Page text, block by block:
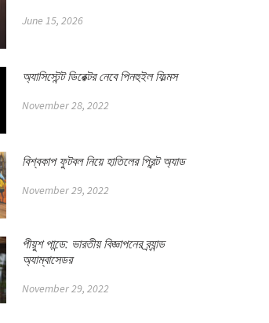
June 15, 2026
অ্যাসিস্টেন্ট ডিরেক্টর নেবে পিনহুইল ফিল্মস
November 28, 2022
বিশ্বকাপ ফুটবল নিয়ে হাতিলের প্রিন্ট অ্যাড
November 29, 2022
পীয়ুশ পান্ডে: ভারতীয় বিজ্ঞাপনের ব্র্যান্ড
অ্যাম্বাসেডর
November 29, 2022